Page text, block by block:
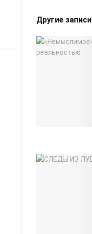
Другие записи